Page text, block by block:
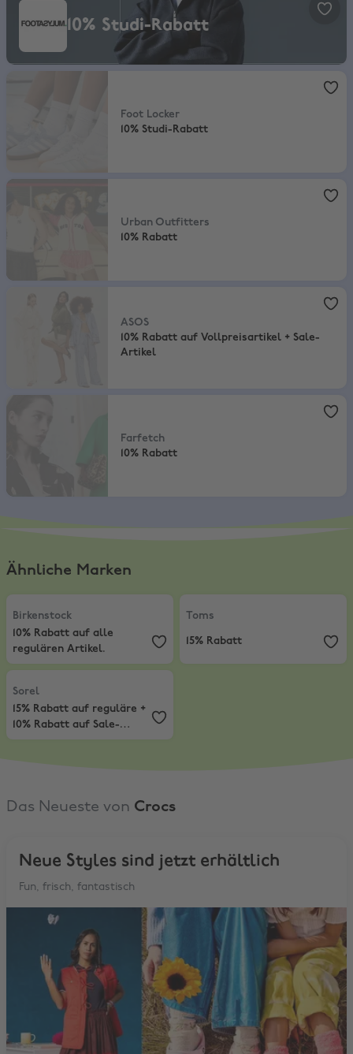
10% Studi-Rabatt
Foot Locker
10% Studi-Rabatt
Urban Outfitters
Urban Outfitters
10% Rabatt
ASOS
10% Rabatt auf Vollpreisartikel + Sale-
Artikel
Farfetch
10% Rabatt
Ähnliche Marken
Birkenstock
10% Rabatt auf alle regulären Artikel.
Birkenstock
10% Rabatt auf alle
regulären Artikel.
Toms
Toms
15% Rabatt
Sorel
15% Rabatt auf reguläre + 10% Rabatt auf Sale-Artikel
Sorel
15% Rabatt auf reguläre +
10% Rabatt auf Sale-
Artikel
Das Neueste von Crocs
Neue Styles sind jetzt erhältlich
Fun, frisch, fantastisch